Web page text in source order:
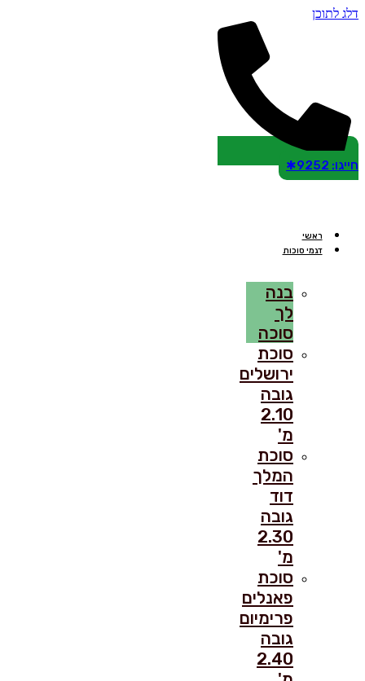
דלג לתוכן
חייגו: 9252✱
ראשי
דגמי סוכות
בנה
לך
סוכה
סוכת
ירושלים
גובה
2.10
מ'
סוכת
המלך
דוד
גובה
2.30
מ'
סוכת
פאנלים
פרימיום
גובה
2.40